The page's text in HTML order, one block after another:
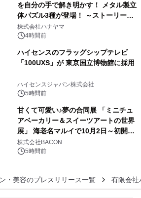
を自分の手で解き明かす！ メタル製立
体パズル3種が登場！ ～ストーリーと
ギミックが融合した 大人の体験型パズ
ルが8月7日(金)12時より先行予約受付
株式会社ハナヤマ
4時間前
ハイセンスのフラッグシップテレビ
「100UXS」が 東京国立博物館に採用
ハイセンスジャパン株式会社
5時間前
甘くて可愛い♪夢の合同展 「ミニチュ
アベーカリー＆スイーツアートの世界
展」 海老名マルイで10月2日～初開
催！
株式会社BACON
5時間前
・美容のプレスリリース一覧 有限会社